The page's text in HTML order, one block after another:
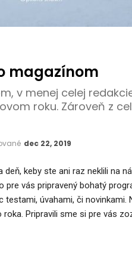
magazínom
v menej celej
roku. Zároveň z
dec 22, 2019
keby ste ani raz neklili na
vás pripravený bohatý
úvahami, či novinkami.
Pripravili sme si pre vás